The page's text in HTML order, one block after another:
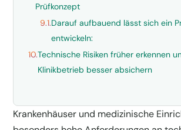
Prüfkonzept
9.1.Darauf aufbauend lässt sich ein
entwickeln:
10.Technische Risiken früher erkennen
Klinikbetrieb besser absichern
Krankenhäuser und medizinische